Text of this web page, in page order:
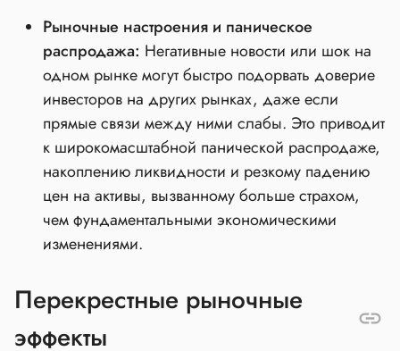
Рыночные настроения и паническое
распродажа: Негативные новости или шок на
одном рынке могут быстро подорвать доверие
инвесторов на других рынках, даже если
прямые связи между ними слабы. Это приводит
к широкомасштабной панической распродаже,
накоплению ликвидности и резкому падению
цен на активы, вызванному больше страхом,
чем фундаментальными экономическими
изменениями.
Перекрестные рыночные
эффекты